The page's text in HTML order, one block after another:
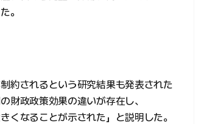
。
約されるという研究結果も発表された
財政政策効果の違いが存在し、
くなることが示された」と説明した。